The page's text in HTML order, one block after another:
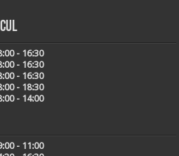
- 16:30
- 16:30
- 16:30
- 18:30
- 14:00
- 11:00